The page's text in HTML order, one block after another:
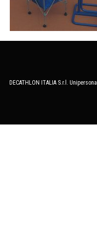
DECATHLON ITALIA S.r.l.